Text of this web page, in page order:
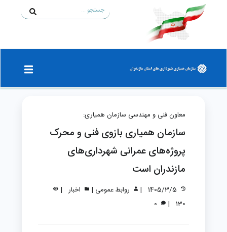
معاون فنی و مهندسی سازمان همیاری:
سازمان همیاری بازوی فنی و محرک
پروژه‌های عمرانی شهرداری‌های
مازندران است
| روابط عمومی | اخبار |
130
|